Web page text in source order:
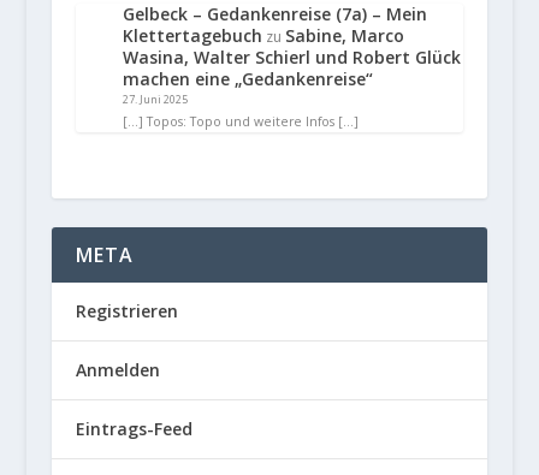
Gelbeck – Gedankenreise (7a) – Mein
Klettertagebuch zu Sabine, Marco
Wasina, Walter Schierl und Robert Glück
machen eine „Gedankenreise“
27. Juni 2025
[…] Topos: Topo und weitere Infos […]
META
Registrieren
Anmelden
Eintrags-Feed